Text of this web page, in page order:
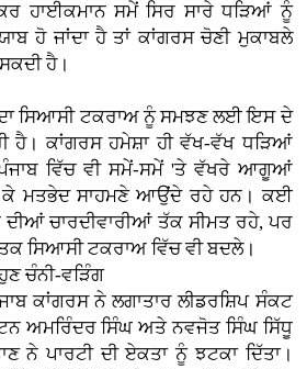
ਹਾਈਕਮਾਨ ਸਮੇਂ ਸਿਰ ਸਾਰੇ ਧੜਿਆਂ ਨੂੰ
ਹੋ ਜਾਂਦਾ ਹੈ ਤਾਂ ਕਾਂਗਰਸ ਚੋਣੀ ਮੁਕਾਬਲੇ
ਹੈ।
ਸਿਆਸੀ ਟਕਰਾਅ ਨੂੰ ਸਮਝਣ ਲਈ ਇਸ ਦੇ
ਹੈ। ਕਾਂਗਰਸ ਹਮੇਸ਼ਾ ਹੀ ਵੱਖ-ਵੱਖ ਧੜਿਆਂ
ਪੰਜਾਬ ਵਿੱਚ ਵੀ ਸਮੇਂ-ਸਮੇਂ 'ਤੇ ਵੱਖਰੇ ਆਗੂਆਂ
ਕੇ ਮਤਭੇਦ ਸਾਹਮਣੇ ਆਉਂਦੇ ਰਹੇ ਹਨ। ਕਈ
ਚਾਰਦੀਵਾਰੀਆਂ ਤੱਕ ਸੀਮਤ ਰਹੇ, ਪਰ
ਸਿਆਸੀ ਟਕਰਾਅ ਵਿੱਚ ਵੀ ਬਦਲੇ।
ਚੰਨੀ-ਵੜਿੰਗ
ਕਾਂਗਰਸ ਨੇ ਲਗਾਤਾਰ ਲੀਡਰਸ਼ਿਪ ਸੰਕਟ
ਅਮਰਿੰਦਰ ਸਿੰਘ ਅਤੇ ਨਵਜੋਤ ਸਿੰਘ ਸਿੱਧੂ
ਨੇ ਪਾਰਟੀ ਦੀ ਏਕਤਾ ਨੂੰ ਝਟਕਾ ਦਿੱਤਾ।